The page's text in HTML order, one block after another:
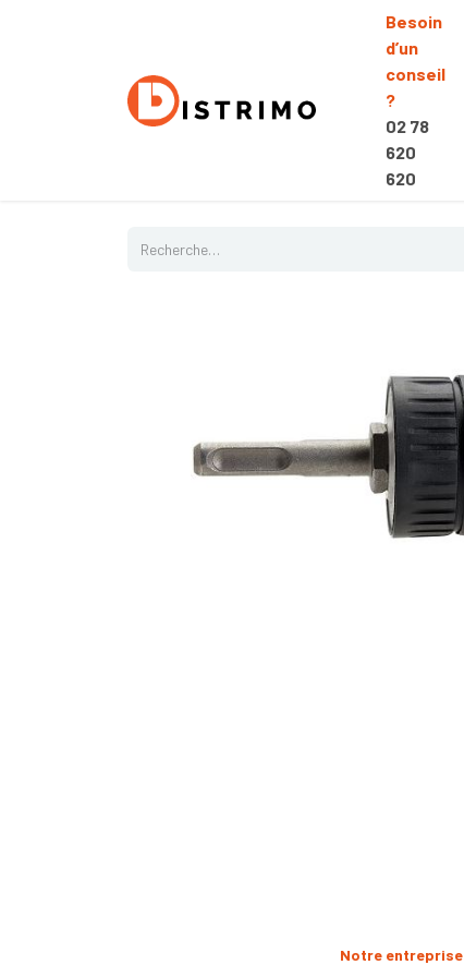
Besoin
d’un
conseil
?
02 78
620
620
Notre entreprise